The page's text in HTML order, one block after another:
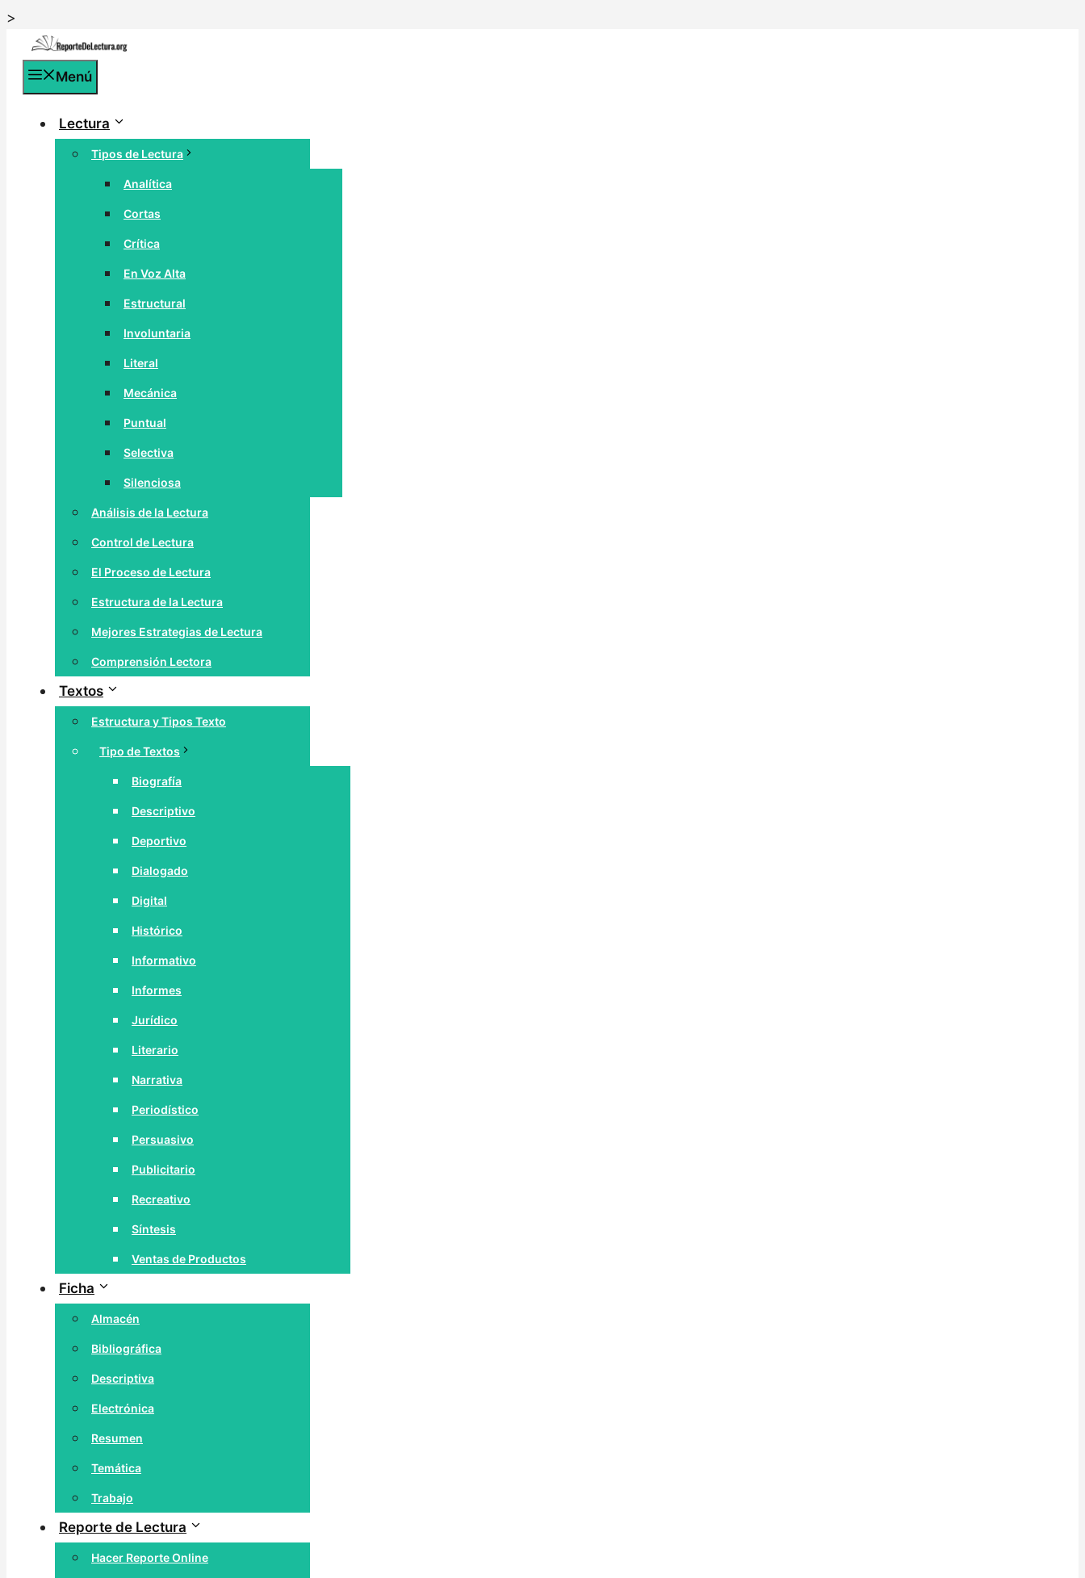
>
contenido
Menú
Lectura
Tipos de Lectura
Analítica
Cortas
Crítica
En Voz Alta
Estructural
Involuntaria
Literal
Mecánica
Puntual
Selectiva
Silenciosa
Análisis de la Lectura
Control de Lectura
El Proceso de Lectura
Estructura de la Lectura
Mejores Estrategias de Lectura
Comprensión Lectora
Textos
Estructura y Tipos Texto
Tipo de Textos
Biografía
Descriptivo
Deportivo
Dialogado
Digital
Histórico
Informativo
Informes
Jurídico
Literario
Narrativa
Periodístico
Persuasivo
Publicitario
Recreativo
Síntesis
Ventas de Productos
Ficha
Almacén
Bibliográfica
Descriptiva
Electrónica
Resumen
Temática
Trabajo
Reporte de Lectura
Hacer Reporte Online